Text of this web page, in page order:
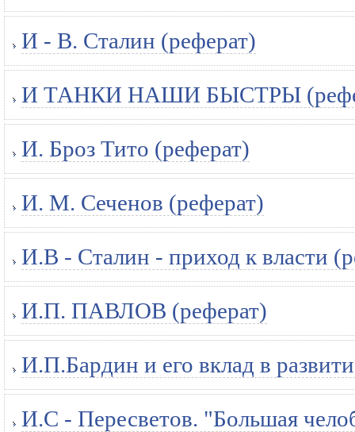
И - В. Сталин (реферат)
И ТАНКИ НАШИ БЫСТРЫ
И. Броз Тито (реферат)
И. М. Сеченов (реферат)
И.В - Сталин - приход к власти
И.П. ПАВЛОВ (реферат)
И.П.Бардин и его вклад в
И.С - Пересветов. "Большая